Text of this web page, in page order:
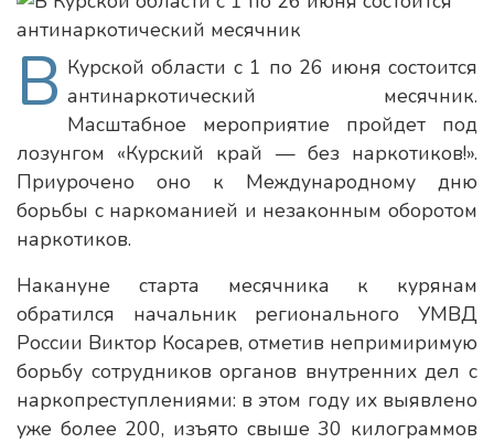
В Курской области с 1 по 26 июня состоится
антинаркотический месячник.
Масштабное мероприятие пройдет под
лозунгом «Курский край — без наркотиков!».
Приурочено оно к Международному дню
борьбы с наркоманией и незаконным оборотом
наркотиков.
Накануне старта месячника к курянам
обратился начальник регионального УМВД
России Виктор Косарев, отметив непримиримую
борьбу сотрудников органов внутренних дел с
наркопреступлениями: в этом году их выявлено
уже более 200, изъято свыше 30 килограммов